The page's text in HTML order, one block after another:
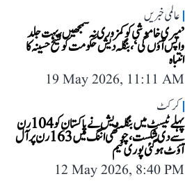
عالمی خبریں
’میری خاموشی کو کمزوری نہ سمجھیں، بہت جلد
واپس آؤں گی‘، بنگلہ دیش حکومت کو شیخ حسینہ کا
انتباہ
19 May 2026, 11:11 AM
کرکٹ
پہلے ٹیسٹ میں بنگلہ دیش نے پاکستان کو 104 رن
سے دی شکست، چوتھی اننگ میں 163 رن پر آل
آؤٹ ہو گئی پوری ٹیم
12 May 2026, 8:40 PM